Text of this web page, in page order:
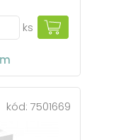
ks
kód: 7501669